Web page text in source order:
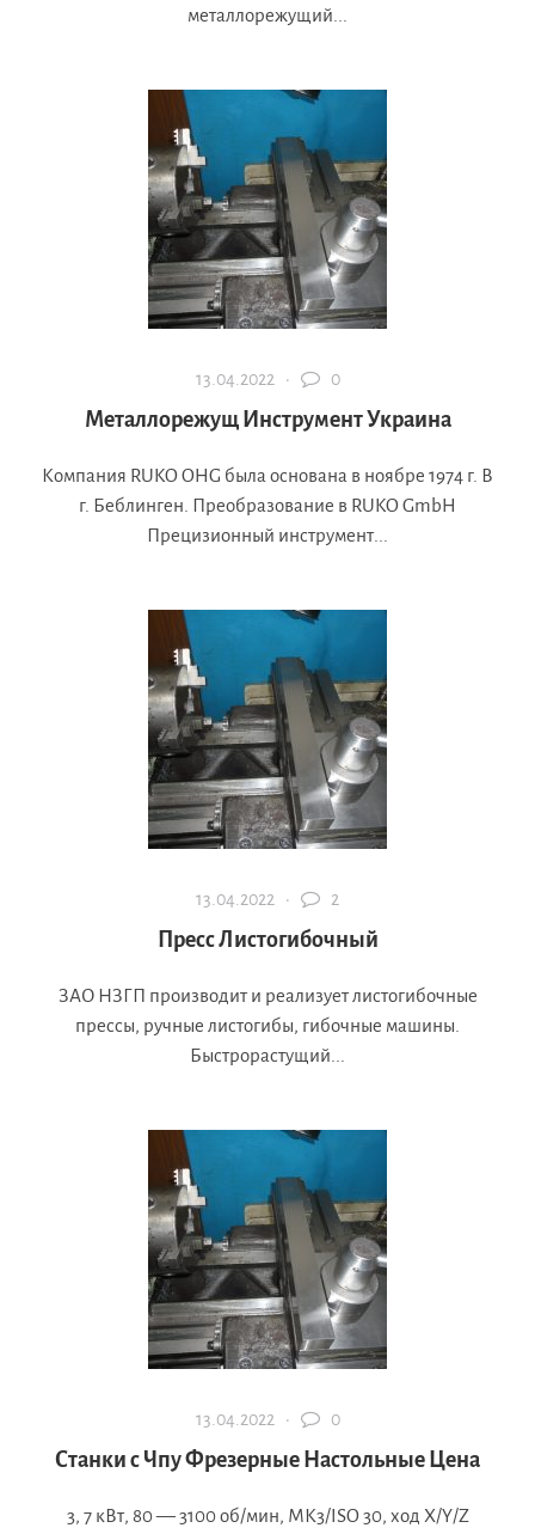
металлорежущий...
13.04.2022 · 0
Металлорежущ Инструмент Украина
Компания RUKO OHG была основана в ноябре 1974 г. В
г. Беблинген. Преобразование в RUKO GmbH
Прецизионный инструмент...
13.04.2022 · 2
Пресс Листогибочный
ЗАО НЗГП производит и реализует листогибочные
прессы, ручные листогибы, гибочные машины.
Быстрорастущий...
13.04.2022 · 0
Станки с Чпу Фрезерные Настольные Цена
3, 7 кВт, 80 — 3100 об/мин, МК3/ISO 30, ход X/Y/Z